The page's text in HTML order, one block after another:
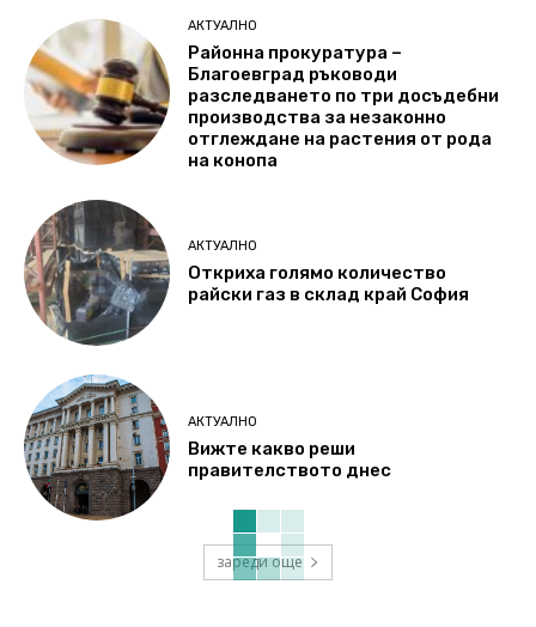
АКТУАЛНО
Районна прокуратура –
Благоевград ръководи
разследването по три досъдебни
производства за незаконно
отглеждане на растения от рода
на конопа
АКТУАЛНО
Откриха голямо количество
райски газ в склад край София
АКТУАЛНО
Вижте какво реши
правителството днес
зареди още